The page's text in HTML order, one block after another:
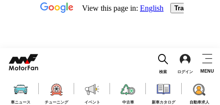
車ニュース チューニング イベント 中古車 新車カタログ 自動車求人
検索 ログイン MENU